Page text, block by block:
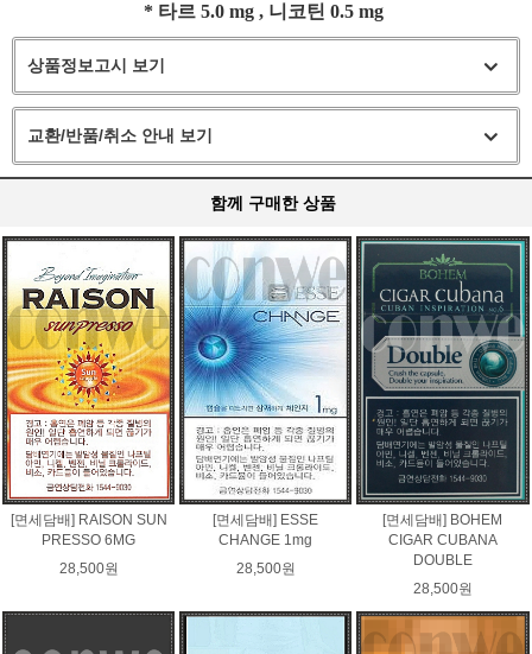
* 타르 5.0 mg , 니코틴 0.5 mg
상품정보고시 보기
교환/반품/취소 안내 보기
함께 구매한 상품
[면세담배] RAISON SUN
PRESSO 6MG
28,500원
[면세담배] ESSE
CHANGE 1mg
28,500원
[면세담배] BOHEM
CIGAR CUBANA
DOUBLE
28,500원